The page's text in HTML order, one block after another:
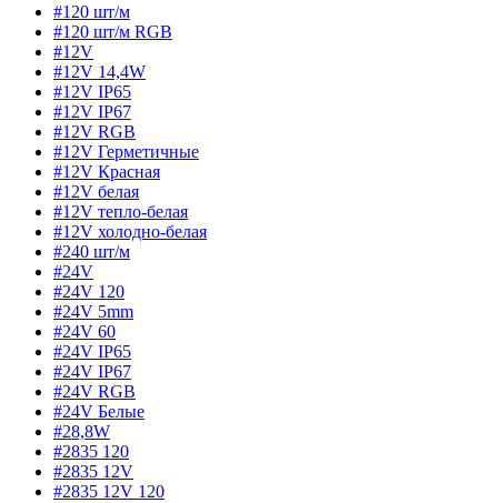
#120 шт/м
#120 шт/м RGB
#12V
#12V 14,4W
#12V IP65
#12V IP67
#12V RGB
#12V Герметичные
#12V Красная
#12V белая
#12V тепло-белая
#12V холодно-белая
#240 шт/м
#24V
#24V 120
#24V 5mm
#24V 60
#24V IP65
#24V IP67
#24V RGB
#24V Белые
#28,8W
#2835 120
#2835 12V
#2835 12V 120